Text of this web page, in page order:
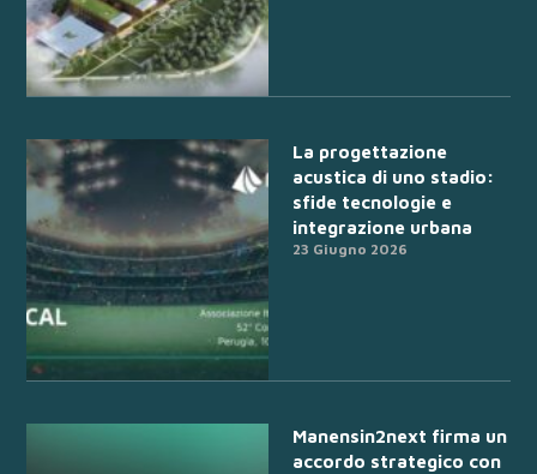
La progettazione
acustica di uno stadio:
sfide tecnologie e
integrazione urbana
23 Giugno 2026
Manensin2next firma un
accordo strategico con